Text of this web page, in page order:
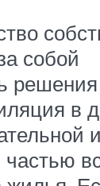
собой
решения
в
и
частью